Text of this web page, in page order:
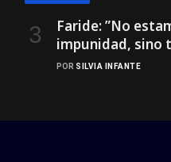
Faride: ”No
impunidad, sino
POR SILVIA INFANTE